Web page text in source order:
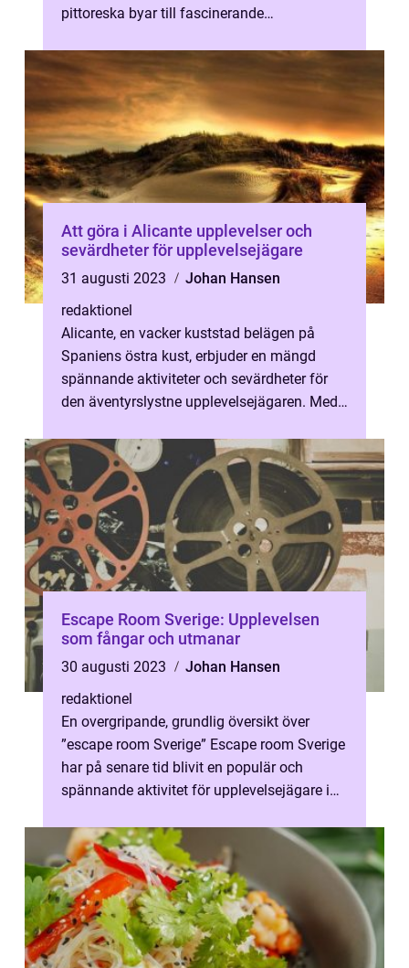
pittoreska byar till fascinerande
Madeira ...
Att göra i Alicante upplevelser och
sevärdheter för upplevelsejägare
31 augusti 2023
Johan Hansen
redaktionel
Alicante, en vacker kuststad belägen på
Spaniens östra kust, erbjuder en mängd
spännande aktiviteter och sevärdheter för
den äventyrslystne upplevelsejägaren. Med
Escape Room Sverige: Upplevelsen
som fångar och utmanar
30 augusti 2023
Johan Hansen
redaktionel
En overgripande, grundlig översikt över
”escape room Sverige” Escape room Sverige
har på senare tid blivit en populär och
spännande aktivitet för upplevelsejägare i